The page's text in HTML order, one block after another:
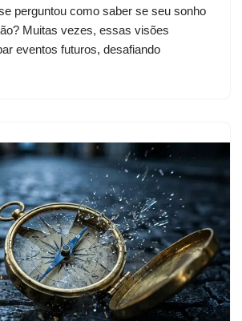
perguntou como saber se seu sonho
Muitas vezes, essas visões
eventos futuros, desafiando